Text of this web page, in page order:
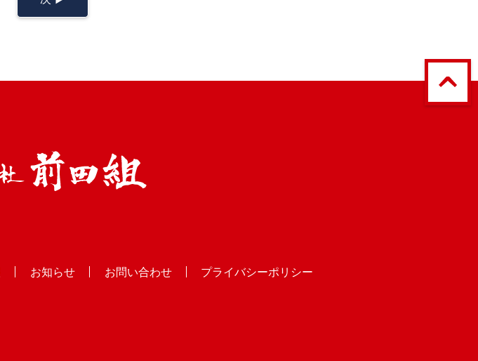
お知らせ お問い合わせ プライバシーポリシー